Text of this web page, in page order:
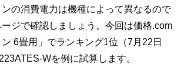
の消費電力は機種によって異なるので
ジで確認しましょう。今回は価格.com
6畳用」でランキング1位（7月22日
Wを例に試算します。